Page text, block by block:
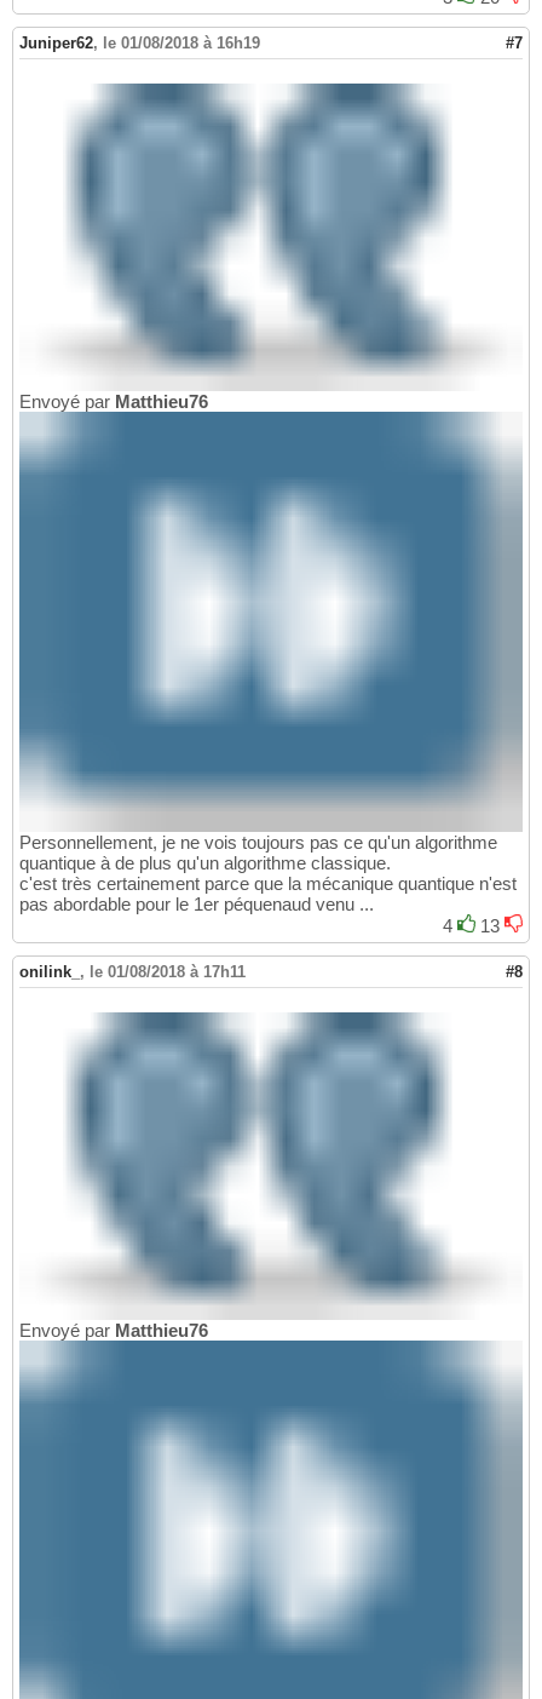
Juniper62, le 01/08/2018 à 16h19 #7
Envoyé par Matthieu76
Personnellement, je ne vois toujours pas ce qu'un algorithme
quantique à de plus qu'un algorithme classique.
c'est très certainement parce que la mécanique quantique n'est
pas abordable pour le 1er péquenaud venu ...
4
13
onilink_ , le 01/08/2018 à 17h11 #8
Envoyé par Matthieu76